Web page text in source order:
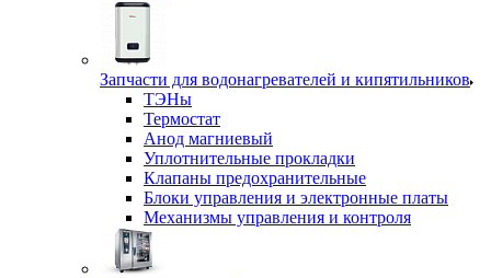
Запчасти для водонагревателей и кипятильников
ТЭНы
Термостат
Анод магниевый
Уплотнительные прокладки
Клапаны предохранительные
Блоки управления и электронные платы
Механизмы управления и контроля